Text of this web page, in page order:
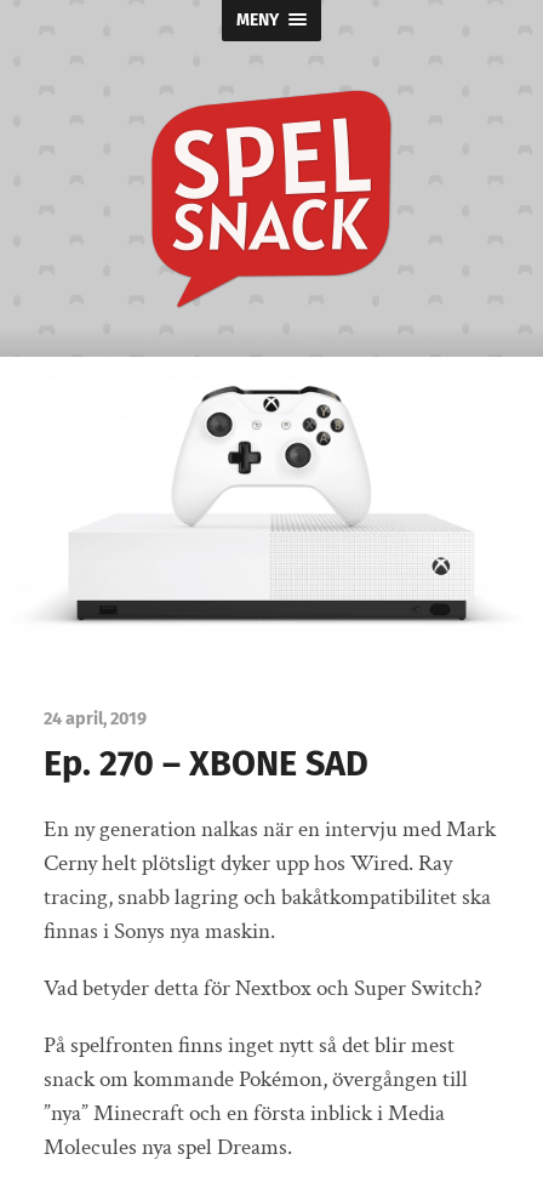
MENY
Spelsnack
24 april, 2019
Ep. 270 – XBONE SAD
En ny generation nalkas när en intervju med Mark
Cerny helt plötsligt dyker upp hos Wired. Ray
tracing, snabb lagring och bakåtkompatibilitet ska
finnas i Sonys nya maskin.
Vad betyder detta för Nextbox och Super Switch?
På spelfronten finns inget nytt så det blir mest
snack om kommande Pokémon, övergången till
”nya” Minecraft och en första inblick i Media
Molecules nya spel Dreams.